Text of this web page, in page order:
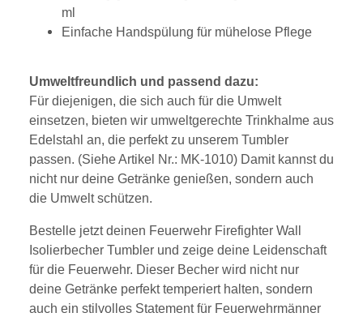
ml
Einfache Handspülung für mühelose Pflege
Umweltfreundlich und passend dazu:
Für diejenigen, die sich auch für die Umwelt
einsetzen, bieten wir umweltgerechte Trinkhalme aus
Edelstahl an, die perfekt zu unserem Tumbler
passen. (Siehe Artikel Nr.: MK-1010) Damit kannst du
nicht nur deine Getränke genießen, sondern auch
die Umwelt schützen.
Bestelle jetzt deinen Feuerwehr Firefighter Wall
Isolierbecher Tumbler und zeige deine Leidenschaft
für die Feuerwehr. Dieser Becher wird nicht nur
deine Getränke perfekt temperiert halten, sondern
auch ein stilvolles Statement für Feuerwehrmänner